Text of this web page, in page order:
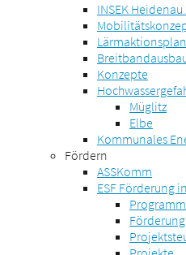
INSEK
Lärmaktionsplan
Konzepte
Müglitz
Elbe
Kommunales
Fördern
ASSKomm
ESF Förderung
Förderung